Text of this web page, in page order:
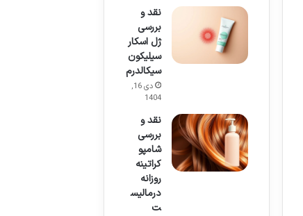
نقد و
بررسی
ژل اسکار
سیلیکون
سیکالدرم
دی 16,
1404
نقد و
بررسی
شامپو
کراتینه
روزانه
درمالیس
ت